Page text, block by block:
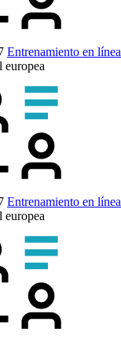
Entrenamiento en línea
europea
Entrenamiento en línea
europea